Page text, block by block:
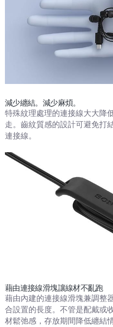
減少纏結。減少麻煩。
特殊紋理處理的連接線大大降
走。齒紋質感的設計可避免打
連接線。
藉由連接線滑塊讓線材不亂跑
藉由內建的連接線滑塊兼調整
合設置的長度。不管是配戴或
材鬆弛感，存放期間降低纏結